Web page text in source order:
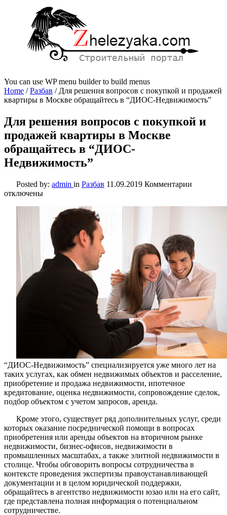
You can use WP menu builder to build menus
Home /Разбав / Для решения вопросов с покупкой и продажей
квартиры в Москве обращайтесь в “ДИОС-Недвижимость”
Для решения вопросов с покупкой и
продажей квартиры в Москве
обращайтесь в “ДИОС-
Недвижимость”
Posted by: admin in Разбав 11.09.2019 Комментарии
покупкой
и
продажей
квартиры
в
Москве
в
“ДИОС-
отключены
“ДИОС-Недвижимость” специализируется уже много лет на
таких услугах, как обмен недвижимых объектов и расселение,
приобретение и продажа недвижимости, ипотечное
кредитование, оценка недвижимости, сопровождение сделок,
подбор объектом с учетом запросов, аренда.
Кроме этого, существует ряд дополнительных услуг, среди
которых оказание посреднической помощи в вопросах
приобретения или аренды объектов на вторичном рынке
недвижимости, бизнес-офисов, недвижимости в
промышленных масштабах, а также элитной недвижимости в
столице. Чтобы обговорить вопросы сотрудничества в
контексте проведения экспертизы правоустанавливающей
документации и в целом юридической поддержки,
обращайтесь в агентство недвижимости юзао или на его сайт,
где представлена полная информация о потенциальном
сотрудничестве.